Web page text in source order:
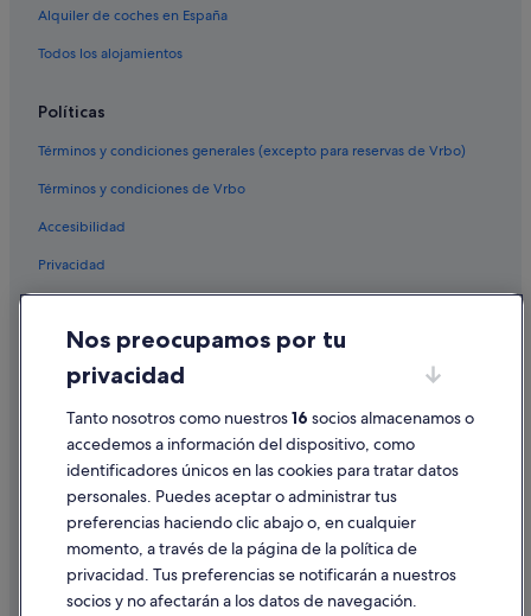
Alquiler de coches en España
Todos los alojamientos
Políticas
Términos y condiciones generales (excepto para reservas de Vrbo)
Términos y condiciones de Vrbo
Accesibilidad
Privacidad
Condiciones de uso
Información legal/contacto
Pautas sobre el contenido y cómo denunciar contenido
Ayuda
Cancelar un vuelo
Cancelar una reserva de hotel o de un alquiler vacacional
Nos preocupamos por tu
privacidad
Tanto nosotros como nuestros16 socios almacenamos o
accedemos a información del dispositivo, como
identificadores únicos en las cookies para tratar datos
personales. Puedes aceptar o administrar tus
preferencias haciendo clic abajo o, en cualquier
momento, a través de la página de la política de
privacidad. Tus preferencias se notificarán a nuestros
socios y no afectarán a los datos de navegación.